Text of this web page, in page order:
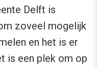
Delft is
zoveel mogelijk
en het is er
is een plek om op